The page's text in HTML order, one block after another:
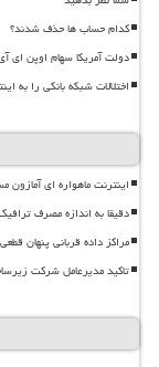
کدام حساب ها حذف شدند؟
دولت آمریکا سهام اوپن ای
اختلالات شبکه بانکی را به
اینترنت ماهواره ای
دقیقا به اندازه مصرف
مراکز داده قربانی پنهان
تاکید مدیرعامل شرکت